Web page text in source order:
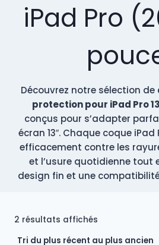
iPad Pro
Découvrez notre sélection de
protection pour iPad Pro
conçus pour s’adapter
écran 13″. Chaque coque iPad
efficacement contre les
et l’usure quotidienne tout
design fin et une compatibilité
2 résultats affichés
du